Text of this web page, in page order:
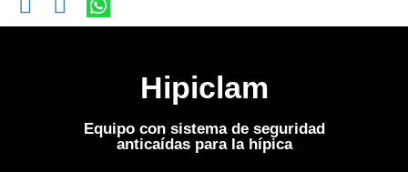
Hipiclam
Equipo con sistema de seguridad
anticaídas para la hípica